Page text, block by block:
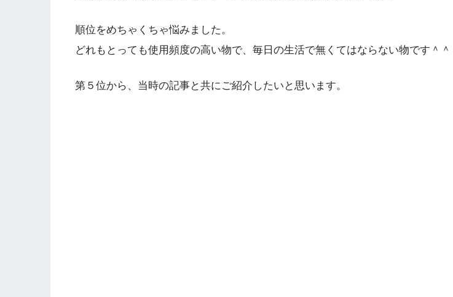
順位をめちゃくちゃ悩みました。
どれもとっても使用頻度の高い物で、毎日の生活で無くてはならない物です＾＾
第５位から、当時の記事と共にご紹介したいと思います。